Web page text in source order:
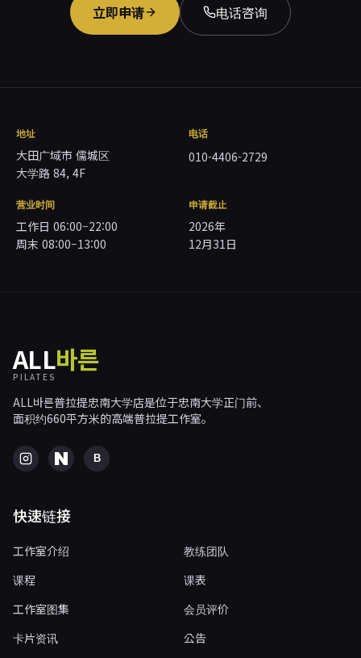
立即申请 电话咨询
地址
大田广域市 儒城区
大学路 84, 4F
电话
010-4406-2729
营业时间
工作日 06:00–22:00
周末 08:00–13:00
申请截止
2026年
12月31日
ALL바른
PILATES
ALL바른普拉提忠南大学店是位于忠南大学正门前、
面积约660平方米的高端普拉提工作室。
B
快速链接
工作室介绍
教练团队
课程
课表
工作室图集
会员评价
卡片资讯
公告